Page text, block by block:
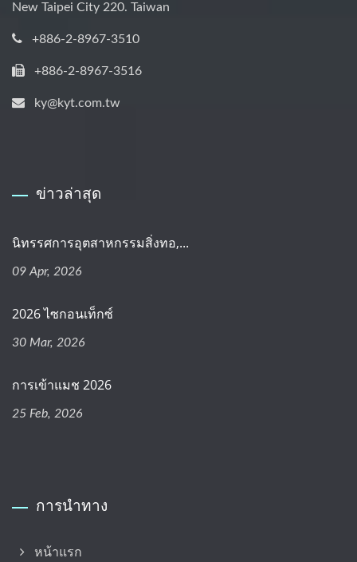
New Taipei City 220. Taiwan
+886-2-8967-3510
+886-2-8967-3516
ky@kyt.com.tw
ข่าวล่าสุด
นิทรรศการอุตสาหกรรมสิ่งทอ,...
09 Apr, 2026
2026 ไซกอนเท็กซ์
30 Mar, 2026
การเข้าแมช 2026
25 Feb, 2026
การนำทาง
หน้าแรก